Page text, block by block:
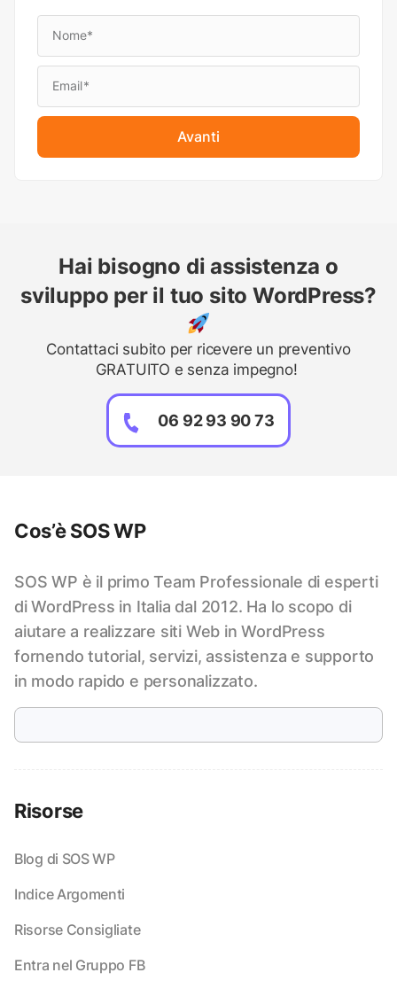
Avanti
Hai bisogno di assistenza o
sviluppo per il tuo sito WordPress?
Contattaci subito per ricevere un preventivo
GRATUITO e senza impegno!
06 92 93 90 73
Cos’è SOS WP
SOS WP è il primo Team Professionale di esperti
di WordPress in Italia dal 2012. Ha lo scopo di
aiutare a realizzare siti Web in WordPress
fornendo tutorial, servizi, assistenza e supporto
in modo rapido e personalizzato.
Risorse
Blog di SOS WP
Indice Argomenti
Risorse Consigliate
Entra nel Gruppo FB